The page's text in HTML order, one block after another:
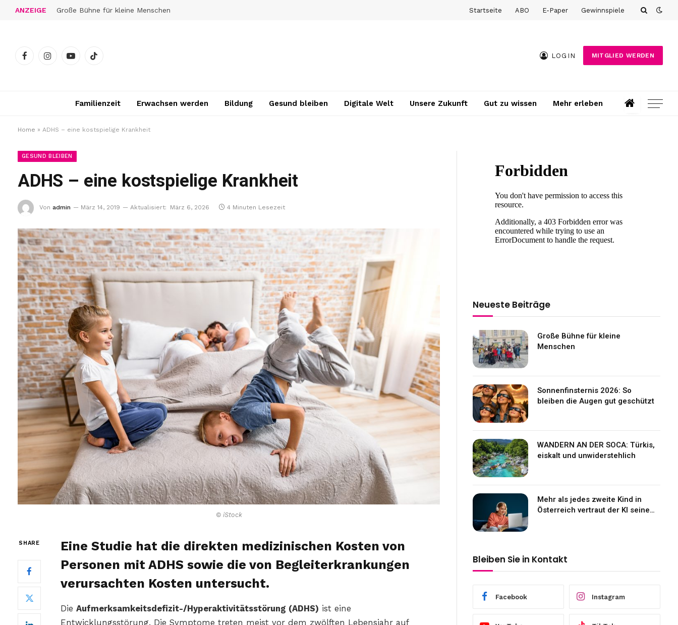
ANZEIGE Große Bühne für kleine Menschen Startseite ABO E-Paper Gewinnspiele
FacebookInstagramYouTubeTikTok
LOGIN MITGLIED WERDEN
Familienzeit Erwachsen werden Bildung Gesund bleiben Digitale Welt Unsere Zukunft Gut zu wissen Mehr erleben
Home » ADHS – eine kostspielige Krankheit
GESUND BLEIBEN
ADHS – eine kostspielige Krankheit
Von admin März 14, 2019 Aktualisiert: März 6, 2026 4 Minuten Lesezeit
© iStock
SHARE
Eine Studie hat die direkten medizinischen Kosten von
Personen mit ADHS sowie die von Begleiterkrankungen
verursachten Kosten untersucht.
Die Aufmerksamkeitsdefizit-/Hyperaktivitätsstörung (ADHS) ist eine
Entwicklungsstörung. Die Symptome treten meist vor dem zwölften Lebensjahr auf
Neueste Beiträge
Große Bühne für kleine
Menschen
Sonnenfinsternis 2026: So
bleiben die Augen gut geschützt
WANDERN AN DER SOCA: Türkis,
eiskalt und unwiderstehlich
Mehr als jedes zweite Kind in
Österreich vertraut der KI seine
Bleiben Sie in Kontakt
Facebook Instagram